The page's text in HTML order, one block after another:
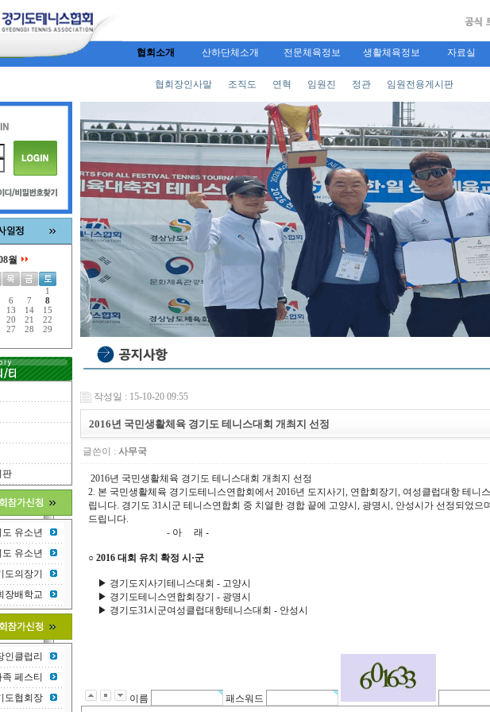
협회소개 산하단체소개 전문체육정보 생활체육정보 자료실
협회장인사말 조직도 연혁 임원진 정관 임원전용게시판
월
1
6 7
8
13 14
15
20 21
22
27 28
29
판
도 유소년
도 유소년
도의장기
장배학교
인클럽리
페스티
도협회장
작성일 : 15-10-20 09:55
2016년 국민생활체육 경기도 테니스대회 개최지 선정
글쓴이 : 사무국
2016년 국민생활체육 경기도 테니스대회 개최지 선정
2. 본 국민생활체육 경기도테니스연합회에서 2016년 도지사기, 연합회장기, 여성클럽대항 테니
립니다. 경기도 31시군 테니스연합회 중 치열한 경합 끝에 고양시, 광명시, 안성시가 선정되었으
드립니다.
- 아 래 -
○ 2016 대회 유치 확정 시·군
▶ 경기도지사기테니스대회 - 고양시
▶ 경기도테니스연합회장기 - 광명시
▶ 경기도31시군여성클럽대항테니스대회 - 안성시
이름 패스워드